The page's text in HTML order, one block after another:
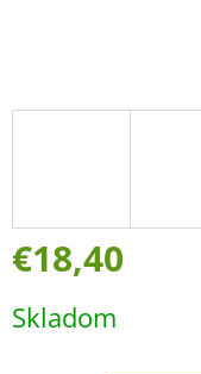
€18,40
cena:
Skladom